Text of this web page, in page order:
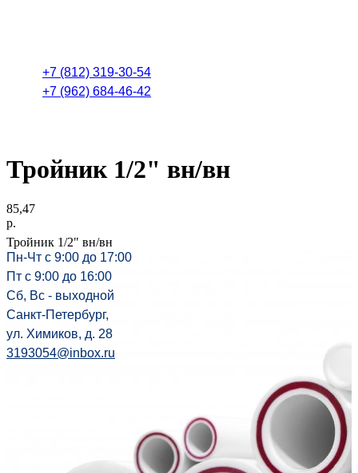
+7 (812) 319-30-54
+7 (962) 684-46-42
Пн-Чт с 9:00 до 17:00
Пт с 9:00 до 16:00
Сб, Вс - выходной
Санкт-Петербург,
ул. Химиков, д. 28
3193054@inbox.ru
Тройник 1/2" вн/вн
85,47
р.
Тройник 1/2" вн/вн